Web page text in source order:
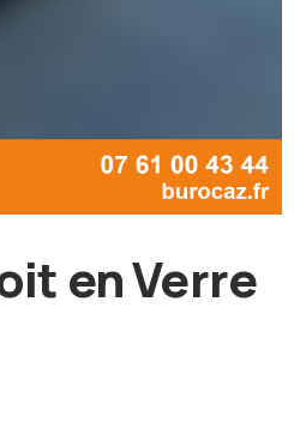
en Verre